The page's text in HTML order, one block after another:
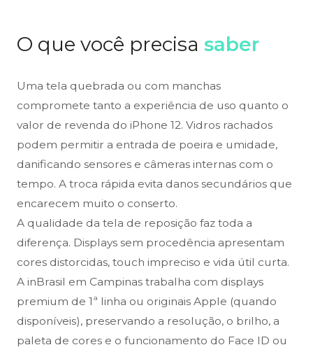
O que você precisa saber
Uma tela quebrada ou com manchas
compromete tanto a experiência de uso quanto o
valor de revenda do iPhone 12. Vidros rachados
podem permitir a entrada de poeira e umidade,
danificando sensores e câmeras internas com o
tempo. A troca rápida evita danos secundários que
encarecem muito o conserto.
A qualidade da tela de reposição faz toda a
diferença. Displays sem procedência apresentam
cores distorcidas, touch impreciso e vida útil curta.
A inBrasil em Campinas trabalha com displays
premium de 1ª linha ou originais Apple (quando
disponíveis), preservando a resolução, o brilho, a
paleta de cores e o funcionamento do Face ID ou